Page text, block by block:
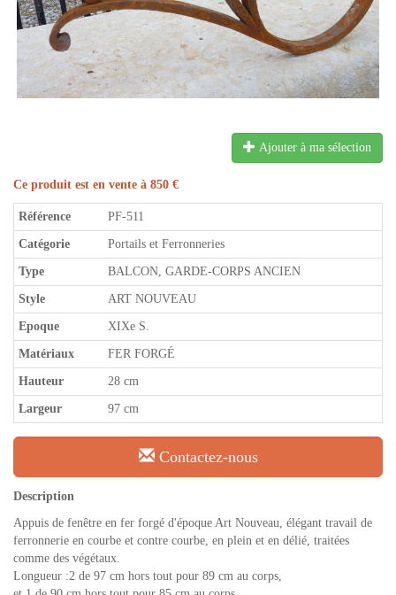
Ajouter à ma sélection
Ce produit est en vente à 850 €
Référence PF-511
Catégorie Portails et Ferronneries
Type BALCON, GARDE-CORPS ANCIEN
Style ART NOUVEAU
Epoque XIXe S.
Matériaux FER FORGÉ
Hauteur 28 cm
Largeur 97 cm
Contactez-nous
Description
Appuis de fenêtre en fer forgé d'époque Art Nouveau, élégant travail de
ferronnerie en courbe et contre courbe, en plein et en délié, traitées
comme des végétaux.
Longueur :2 de 97 cm hors tout pour 89 cm au corps,